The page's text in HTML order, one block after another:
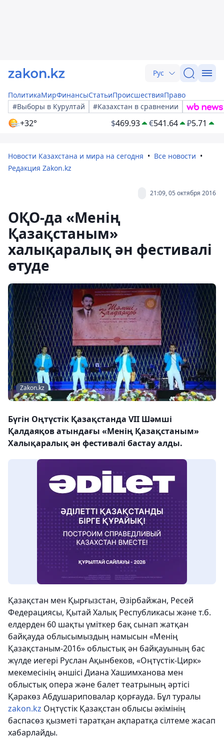
Рус
ПолитикаМирФинансыСтатьиПроисшествияПраво
#Выборы в Курултай
#Казахстан в сравнении
+32° $469.93 €541.64 ₽5.71
Новости Казахстана и мира на сегодня
Все новости
Редакция Zakon.kz
21:09, 05 октября 2016
ОҚО-да «Менің
Қазақстаным»
халықаралық ән фестивалі
өтуде
Zakon.kz
Бүгін Оңтүстік Қазақстанда VII Шәмші
Қалдаяқов атындағы «Менің Қазақстаным»
Халықаралық ән фестивалі бастау алды.
Қазақстан мен Қырғызстан, Әзірбайжан, Ресей
Федерациясы, Қытай Халық Республикасы және т.б.
елдерден 60 шақты үміткер бақ сынап жатқан
байқауда облысымыздың намысын «Менің
Қазақстаным-2016» облыстық ән байқауының бас
жүлде иегері Руслан Ақынбеков, «Оңтүстік-Цирк»
мекемесінің әншісі Диана Хашимханова мен
облыстық опера және балет театрының әртісі
Қаракөз Абдушариповалар қорғауда. Бұл туралы
zakon.kz Оңтүстік Қазақстан облысы әкімінің
баспасөз қызметі таратқан ақпаратқа сілтеме жасап
хабарлайды.